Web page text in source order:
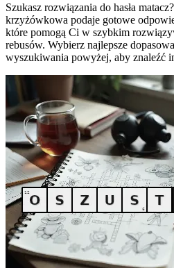
Szukasz rozwiązania do hasła
krzyżówkowa podaje gotowe
które pomogą Ci w szybkim
rebusów. Wybierz najlepsze
wyszukiwania powyżej, aby znaleźć